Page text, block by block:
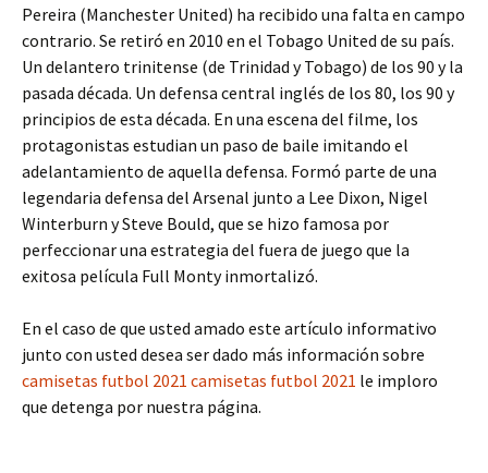
Pereira (Manchester United) ha recibido una falta en campo
contrario. Se retiró en 2010 en el Tobago United de su país.
Un delantero trinitense (de Trinidad y Tobago) de los 90 y la
pasada década. Un defensa central inglés de los 80, los 90 y
principios de esta década. En una escena del filme, los
protagonistas estudian un paso de baile imitando el
adelantamiento de aquella defensa. Formó parte de una
legendaria defensa del Arsenal junto a Lee Dixon, Nigel
Winterburn y Steve Bould, que se hizo famosa por
perfeccionar una estrategia del fuera de juego que la
exitosa película Full Monty inmortalizó.
En el caso de que usted amado este artículo informativo
junto con usted desea ser dado más información sobre
camisetas futbol 2021 camisetas futbol 2021 le imploro
que detenga por nuestra página.